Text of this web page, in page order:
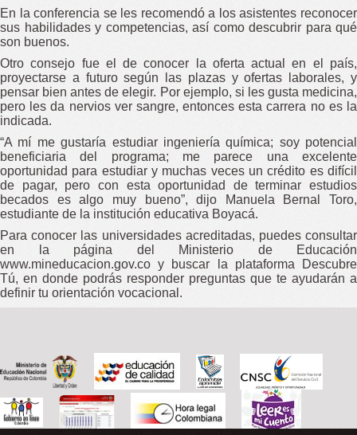
En la conferencia se les recomendó a los asistentes reconocer
sus habilidades y competencias, así como descubrir para qué
son buenos.
Otro consejo fue el de conocer la oferta actual en el país,
proyectarse a futuro según las plazas y ofertas laborales, y
pensar bien antes de elegir. Por ejemplo, si les gusta medicina,
pero les da nervios ver sangre, entonces esta carrera no es la
indicada.
“A mí me gustaría estudiar ingeniería química; soy potencial
beneficiaria del programa; me parece una excelente
oportunidad para estudiar y muchas veces un crédito es difícil
de pagar, pero con esta oportunidad de terminar estudios
becados es algo muy bueno”, dijo Manuela Bernal Toro,
estudiante de la institución educativa Boyacá.
Para conocer las universidades acreditadas, puedes consultar
en la página del Ministerio de Educación
www.mineducacion.gov.co y buscar la plataforma Descubre
Tú, en donde podrás responder preguntas que te ayudarán a
definir tu orientación vocacional.